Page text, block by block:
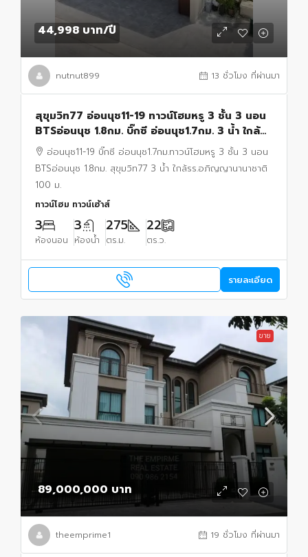
44,998 บาท/ปี
nutnut899 13 ชั่วโมง ที่ผ่านมา
สุขุมวิท77 อ่อนนุช11-19 ทาวน์โฮมหรู 3 ชั้น 3 นอน
BTSอ่อนนุช 1.8กม. บิ๊กซี อ่อนนุช1.7กม. 3 น้ำ ใกล้
รร.อภิญญานานาชาติ 100 ม. 22 ตร.ว.
อ่อนนุช11-19 บิ๊กซี อ่อนนุช1.7กม.ทาวน์โฮมหรู 3 ชั้น 3 นอน
BTSอ่อนนุช 1.8กม. สุขุมวิท77 3 น้ำ ใกล้รร.อภิญญานานาชาติ
100 ม.
ทาวน์โฮม ทาวน์เฮ้าส์
3
ห้องนอน
3
ห้องน้ำ
275
ตร.ม.
22
ตร.ว.
รายละเอียด
ขาย
89,000,000 บาท
theemprime1 19 ชั่วโมง ที่ผ่านมา